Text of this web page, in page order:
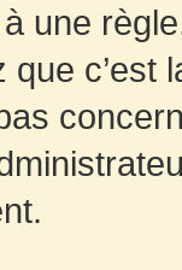
une
c’est